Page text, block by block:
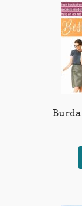
Burda